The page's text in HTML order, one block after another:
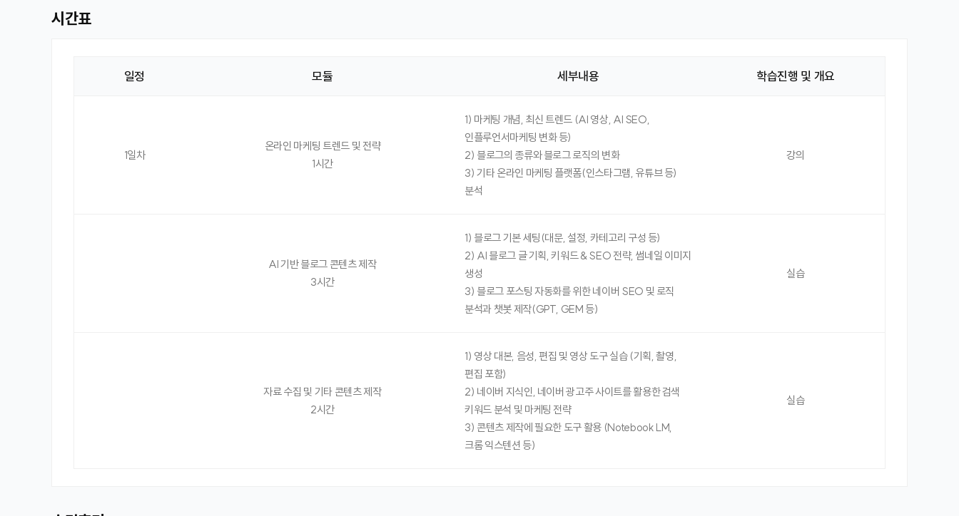
시간표
일정 모듈 세부내용 학습진행 및 개요
1일차
온라인 마케팅 트렌드 및 전략
1시간
1) 마케팅 개념, 최신 트렌드 (AI 영상, AI SEO,
인플루언서마케팅 변화 등)
2) 블로그의 종류와 블로그 로직의 변화
3) 기타 온라인 마케팅 플랫폼(인스타그램, 유튜브 등)
분석
강의
AI 기반 블로그 콘텐츠 제작
3시간
1) 블로그 기본 세팅(대문, 설정, 카테고리 구성 등)
2) AI 블로그 글 기획, 키워드 & SEO 전략, 썸네일 이미지
생성
3) 블로그 포스팅 자동화를 위한 네이버 SEO 및 로직
분석과 챗봇 제작(GPT, GEM 등)
실습
자료 수집 및 기타 콘텐츠 제작
2시간
1) 영상 대본, 음성, 편집 및 영상 도구 실습 (기획, 촬영,
편집 포함)
2) 네이버 지식인, 네이버 광고주 사이트를 활용한 검색
키워드 분석 및 마케팅 전략
3) 콘텐츠 제작에 필요한 도구 활용 (Notebook LM,
크롬 익스텐션 등)
실습